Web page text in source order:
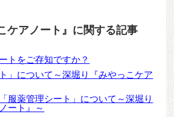
ケアノート』に関する記事
トをご存知ですか？
」について～深堀り『みやっこケア
服薬管理シート」について～深堀り
ート』～